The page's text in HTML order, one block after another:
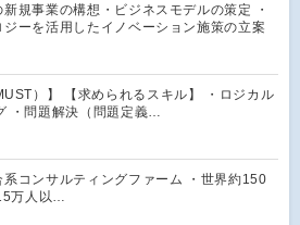
新規事業の構想・ビジネスモデルの策定 ・
ーを活用したイノベーション施策の立案
）】 【求められるスキル】 ・ロジカル
・問題解決（問題定義…
系コンサルティングファーム ・世界約150
万人以…